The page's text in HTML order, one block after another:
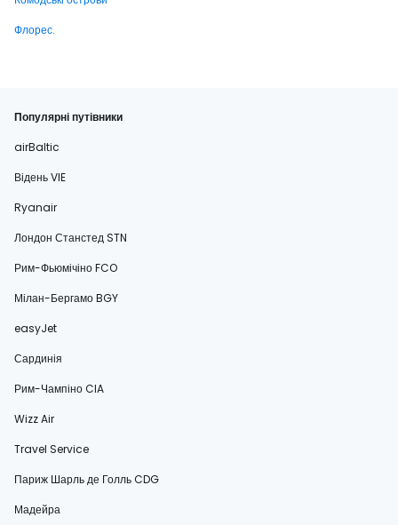
Флорес.
Популярні путівники
airBaltic
Відень VIE
Ryanair
Лондон Станстед STN
Рим-Фьюмічіно FCO
Мілан-Бергамо BGY
easyJet
Сардинія
Рим-Чампіно CIA
Wizz Air
Travel Service
Париж Шарль де Голль CDG
Мадейра